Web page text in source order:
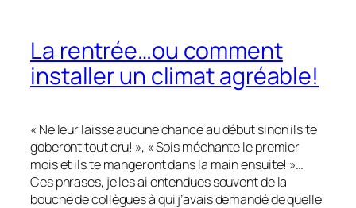
La rentrée…ou comment
installer un climat agréable!
« Ne leur laisse aucune chance au début sinon ils te
goberont tout cru! », « Sois méchante le premier
mois et ils te mangeront dans la main ensuite! »…
Ces phrases, je les ai entendues souvent de la
bouche de collègues à qui j’avais demandé de quelle